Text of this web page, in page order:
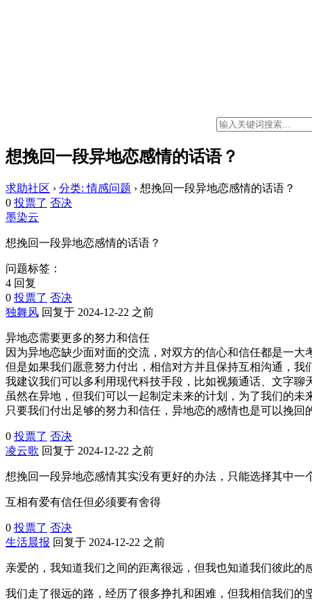
想挽回一段异地恋感情的话语？
求助社区 › 分类: 情感问题 › 想挽回一段异地恋感情的话语？
0 投票了 否决
墨染云
想挽回一段异地恋感情的话语？
问题标签：
4 回复
0 投票了 否决
独舞风 回复于 2024-12-22 之前
异地恋需要更多的努力和信任
因为异地恋缺少面对面的交流，对双方的信心和信任都是一大
但是如果我们愿意努力付出，相信对方并且保持互相沟通，我
我建议我们可以多利用现代科技手段，比如视频通话、文字聊
虽然在异地，但我们可以一起制定未来的计划，为了我们的未
只要我们付出足够的努力和信任，异地恋的感情也是可以挽回
0 投票了 否决
凌云歌 回复于 2024-12-22 之前
想挽回一段异地恋感情其实没有更好的办法，只能选择其中一
互相有爱有信任但必须要有舍得
0 投票了 否决
生活晨报 回复于 2024-12-22 之前
亲爱的，我知道我们之间的距离很远，但我也知道我们彼此的
我们走了很远的路，经历了很多挣扎和困难，但我相信我们